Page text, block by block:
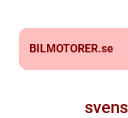
BILMOTORER.se